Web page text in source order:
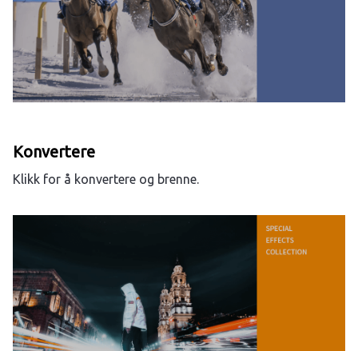
Konvertere
Klikk for å konvertere og brenne.